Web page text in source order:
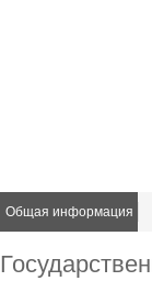
Общая информация